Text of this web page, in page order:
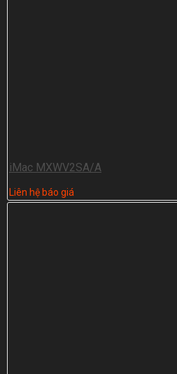
iMac MXWV2SA/A
Liên hệ báo giá